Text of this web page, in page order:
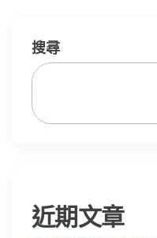
分
頁
搜尋
近期文章